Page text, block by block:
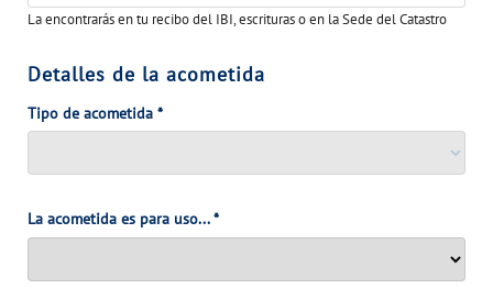
La encontrarás en tu recibo del IBI, escrituras o en la Sede del Catastro
Detalles de la acometida
Tipo de acometida *
La acometida es para uso...*